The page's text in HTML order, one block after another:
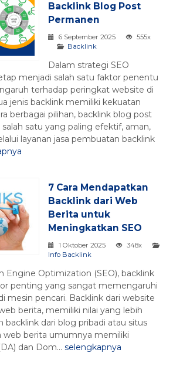
Backlink Blog Post
Permanen
6 September 2025
555x
Backlink
Dalam strategi SEO
menjadi salah satu faktor penentu
terhadap peringkat website di
jenis backlink memiliki kekuatan
berbagai pilihan, backlink blog post
satu yang paling efektif, aman,
layanan jasa pembuatan backlink
7 Cara Mendapatkan
Backlink dari Web
Berita untuk
Meningkatkan SEO
1 Oktober 2025
348x
Info Backlink
Engine Optimization (SEO), backlink
penting yang sangat memengaruhi
mesin pencari. Backlink dari website
berita, memiliki nilai yang lebih
backlink dari blog pribadi atau situs
web berita umumnya memiliki
dan Dom... selengkapnya